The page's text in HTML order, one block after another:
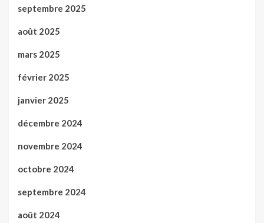
septembre 2025
août 2025
mars 2025
février 2025
janvier 2025
décembre 2024
novembre 2024
octobre 2024
septembre 2024
août 2024